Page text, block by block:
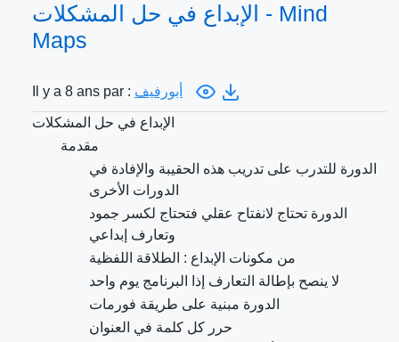
الإبداع في حل المشكلات - Mind
Maps
Il y a 8 ans par : أبورفيف
الإبداع في حل المشكلات
مقدمة
الدورة للتدرب على تدريب هذه الحقيبة والإفادة في
الدورات الأخرى
الدورة تحتاج لانفتاح عقلي فتحتاج لكسر جمود
وتعارف إبداعي
من مكونات الإبداع : الطلاقة اللفظية
لا ينصح بإطالة التعارف إذا البرنامج يوم واحد
الدورة مبنية على طريقة فورمات
حرر كل كلمة في العنوان